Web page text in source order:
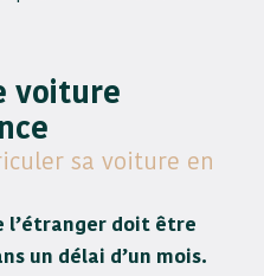
voiture
sa voiture en
l’étranger doit être
un délai d’un mois.